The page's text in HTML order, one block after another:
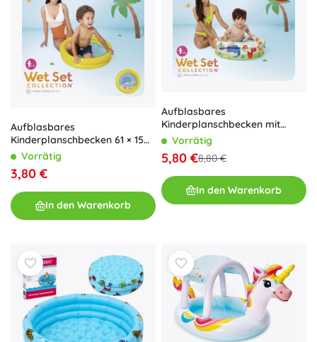
Aufblasbares
Kinderplanschbecken 61 × 15
cm Intex My First Pool
Vorrätig
3,80 €
In den Warenkorb
Aufblasbares
Kinderplanschbecken mit
Dinosauriern 61 × 22 cm Intex
Vorrätig
5,80 €8,80 €
In den Warenkorb